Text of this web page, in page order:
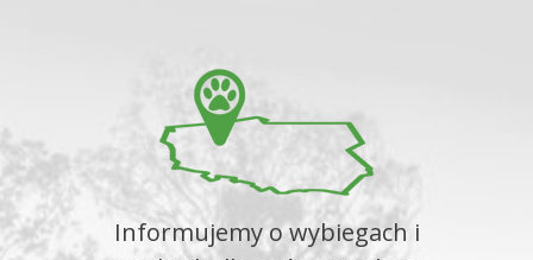
Informujemy o wybiegach i